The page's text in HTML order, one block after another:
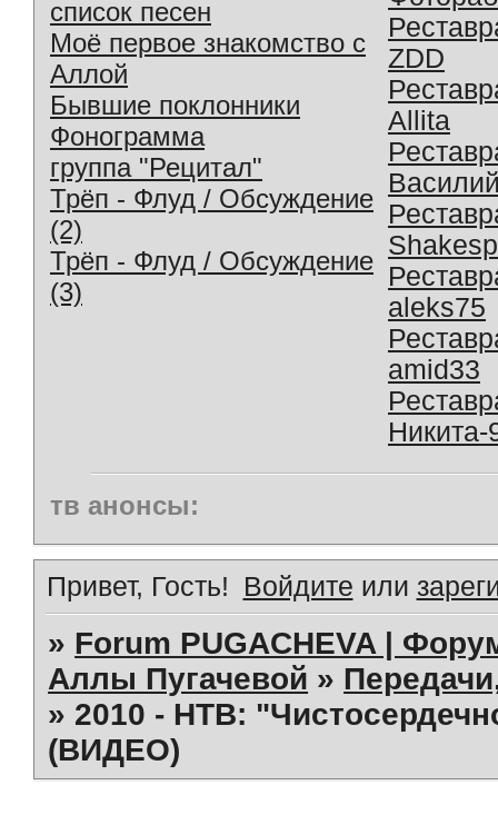
список песен
Моё первое знакомство с
Аллой
Бывшие поклонники
Фонограмма
группа "Рецитал"
Трёп - Флуд / Обсуждение
(2)
Трёп - Флуд / Обсуждение
(3)
ZDD
Allita
aleks75
amid33
Никита-
тв анонсы:
Привет, Гость! Войдите или
» Forum PUGACHEVA |
Аллы Пугачевой »
» 2010 - НТВ:
(ВИДЕО)